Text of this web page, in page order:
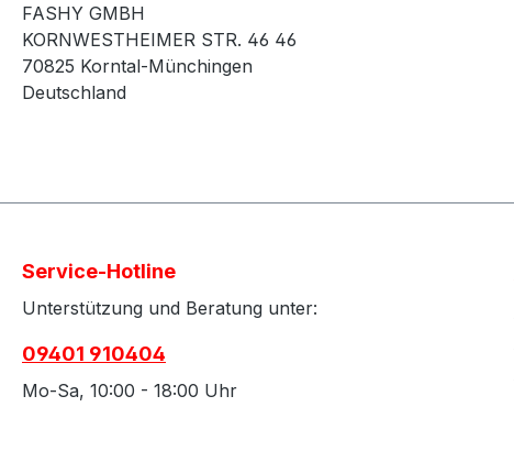
FASHY GMBH
KORNWESTHEIMER STR. 46 46
70825 Korntal-Münchingen
Deutschland
Service-Hotline
Unterstützung und Beratung unter:
09401 910404
Mo-Sa, 10:00 - 18:00 Uhr